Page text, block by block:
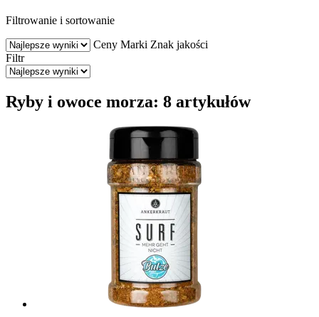
Filtrowanie i sortowanie
Ceny Marki Znak jakości
Filtr
Ryby i owoce morza: 8 artykułów